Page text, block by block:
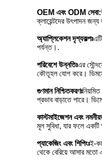
OEM এবং ODM সেবা:
ক্লায়েন্টদের উৎপাদন
অ্যাপ্লিকেশন দৃশ্যকল্পঃ
পর্যন্ত।.
পরিবেশে উন্নতিঃএর
কৌতূহল যোগ করে।
গুণমান নিশ্চিতকরণঃ
প্রভাব বাড়াতে পারে।
কাস্টমাইজেশন এবং
মূল সুবিধা, যার ফলে
প্যাকেজিং এবং শিপিংঃই-
থেকে বেরিয়ে আসার